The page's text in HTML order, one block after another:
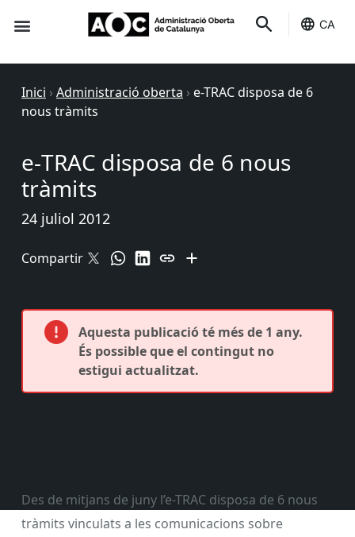
CA
Inici › Administració oberta › e-TRAC disposa de 6
nous tràmits
e-TRAC disposa de 6 nous
tràmits
24 juliol 2012
Compartir
Aquesta publicació té més de 1 any.
És possible que el contingut no
estigui actualitzat.
Des de mitjans de juny l’e-TRAC disposa de 6 nous
tràmits vinculats a les comunicacions sobre